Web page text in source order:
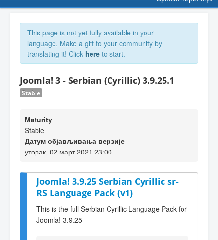
This page is not yet fully available in your
language. Make a gift to your community by
translating it! Click here to start.
Joomla! 3 - Serbian (Cyrillic) 3.9.25.1
Stable
Maturity
Stable
Датум објављивања верзије
уторак, 02 март 2021 23:00
Joomla! 3.9.25 Serbian Cyrillic sr-
RS Language Pack (v1)
This is the full Serbian Cyrillic Language Pack for
Joomla! 3.9.25